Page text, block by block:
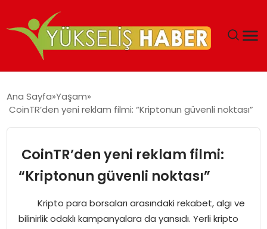
MALIYETLERINI AZALTIYOR’
Ana Sayfa Yaşam
CoinTR’den yeni reklam filmi: “Kriptonun güvenli noktası”
CoinTR’den yeni reklam filmi:
“Kriptonun güvenli noktası”
Kripto para borsaları arasındaki rekabet, algı ve
bilinirlik odaklı kampanyalara da yansıdı. Yerli kripto